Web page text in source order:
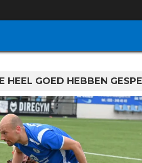
GOED HEBBEN